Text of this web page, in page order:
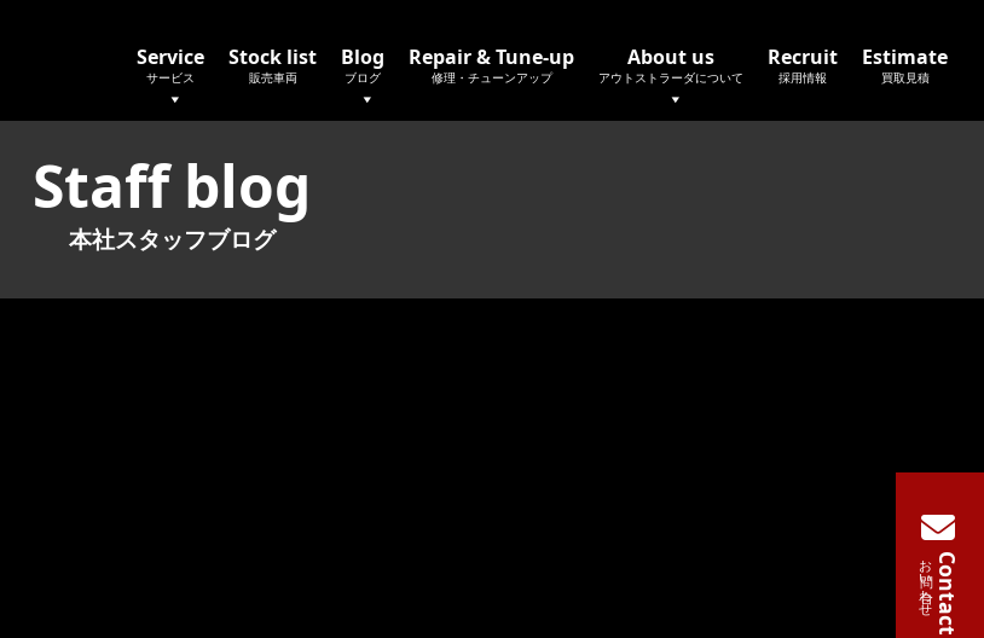
Service
サービス
Stock list
販売車両
Blog
ブログ
Repair & Tune-up
修理・チューンアップ
About us
アウトストラーダについて
Recruit
採用情報
Estimate
買取見積
Contact
お問い合わせ
Staff blog
本社スタッフブログ